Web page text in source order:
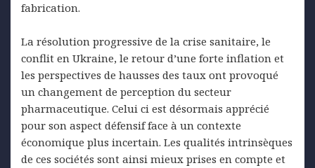
fabrication.
La résolution progressive de la crise sanitaire, le
conflit en Ukraine, le retour d’une forte inflation et
les perspectives de hausses des taux ont provoqué
un changement de perception du secteur
pharmaceutique. Celui ci est désormais apprécié
pour son aspect défensif face à un contexte
économique plus incertain. Les qualités intrinsèques
de ces sociétés sont ainsi mieux prises en compte et